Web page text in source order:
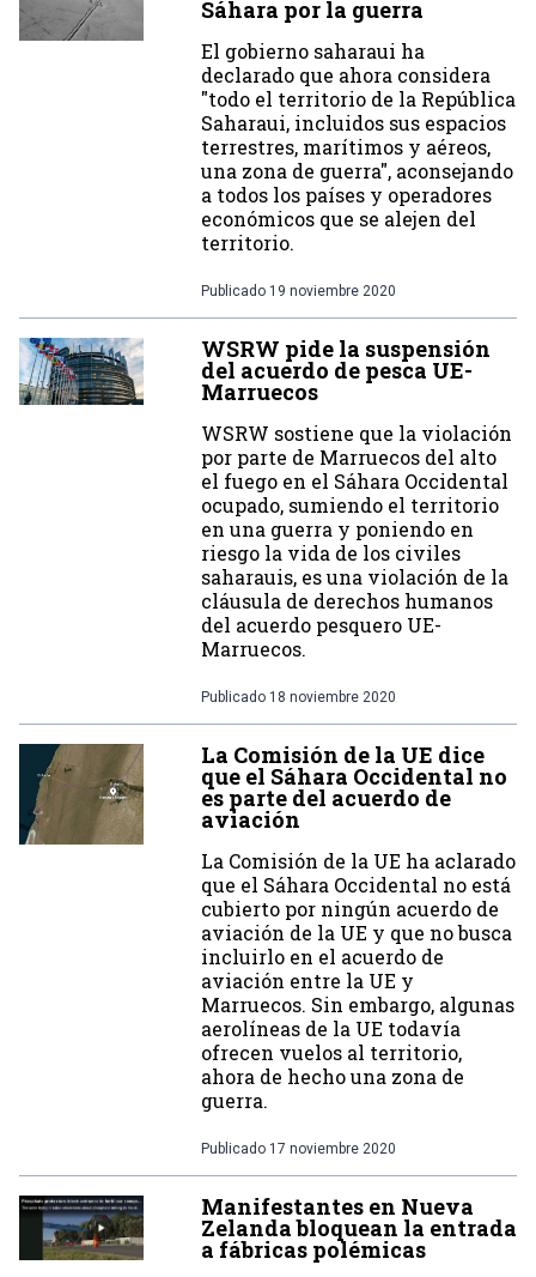
Sáhara por la guerra
El gobierno saharaui ha
declarado que ahora considera
"todo el territorio de la República
Saharaui, incluidos sus espacios
terrestres, marítimos y aéreos,
una zona de guerra", aconsejando
a todos los países y operadores
económicos que se alejen del
territorio.
Publicado 19 noviembre 2020
WSRW pide la suspensión
del acuerdo de pesca UE-
Marruecos
WSRW sostiene que la violación
por parte de Marruecos del alto
el fuego en el Sáhara Occidental
ocupado, sumiendo el territorio
en una guerra y poniendo en
riesgo la vida de los civiles
saharauis, es una violación de la
cláusula de derechos humanos
del acuerdo pesquero UE-
Marruecos.
Publicado 18 noviembre 2020
La Comisión de la UE dice
que el Sáhara Occidental no
es parte del acuerdo de
aviación
La Comisión de la UE ha aclarado
que el Sáhara Occidental no está
cubierto por ningún acuerdo de
aviación de la UE y que no busca
incluirlo en el acuerdo de
aviación entre la UE y
Marruecos. Sin embargo, algunas
aerolíneas de la UE todavía
ofrecen vuelos al territorio,
ahora de hecho una zona de
guerra.
Publicado 17 noviembre 2020
Manifestantes en Nueva
Zelanda bloquean la entrada
a fábricas polémicas